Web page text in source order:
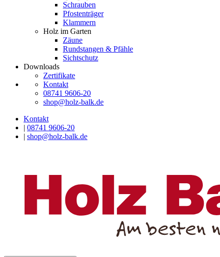
Schrauben
Pfostenträger
Klammern
Holz im Garten
Zäune
Rundstangen & Pfähle
Sichtschutz
Downloads
Zertifikate
Kontakt
08741 9606-20
shop@holz-balk.de
Kontakt
| 08741 9606-20
| shop@holz-balk.de